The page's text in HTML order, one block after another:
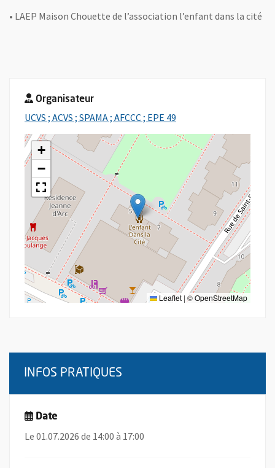
• LAEP Maison Chouette de l’association l’enfant dans la cité
Organisateur
UCVS ; ACVS ; SPAMA ; AFCCC ; EPE 49
+
−
Leaflet | ©OpenStreetMap
INFOS PRATIQUES
Date
Le 01.07.2026 de 14:00 à 17:00